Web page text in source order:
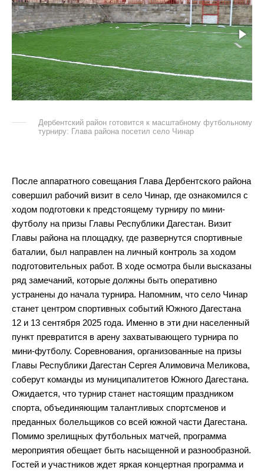
Дербентский район готовится к масштабному футбольному
турниру: Глава района посетил село Чинар
После аппаратного совещания Глава Дербентского района
совершил рабочий визит в село Чинар, где ознакомился с
ходом подготовки к предстоящему турниру по мини-
футболу на призы Главы Республики Дагестан. Визит
Главы района на площадку, где развернутся спортивные
баталии, был направлен на личный контроль за ходом
подготовительных работ. В ходе осмотра были высказаны
ряд замечаний, которые должны быть оперативно
устранены до начала турнира. Напомним, что село Чинар
станет центром спортивных событий Южного Дагестана
12 и 13 сентября 2025 года. Именно в эти дни населенный
пункт превратится в арену захватывающего турнира по
мини-футболу. Соревнования, организованные на призы
Главы Республики Дагестан Сергея Алимовича Меликова,
соберут команды из муниципалитетов Южного Дагестана.
Ожидается, что турнир станет настоящим праздником
спорта, объединяющим талантливых спортсменов и
преданных болельщиков со всей южной части Дагестана.
Помимо зрелищных футбольных матчей, программа
мероприятия обещает быть насыщенной и разнообразной.
Гостей и участников ждет яркая концертная программа и